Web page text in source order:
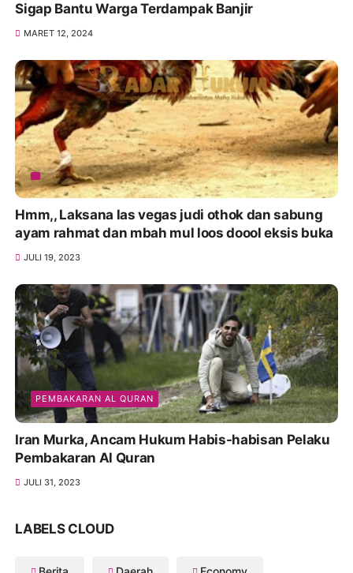
Sigap Bantu Warga Terdampak Banjir
MARET 12, 2024
Hmm,, Laksana las vegas judi othok dan sabung
ayam rahmat dan mbah mul loos doool eksis buka
JULI 19, 2023
PEMBAKARAN AL QURAN
Iran Murka, Ancam Hukum Habis-habisan Pelaku
Pembakaran Al Quran
JULI 31, 2023
LABELS CLOUD